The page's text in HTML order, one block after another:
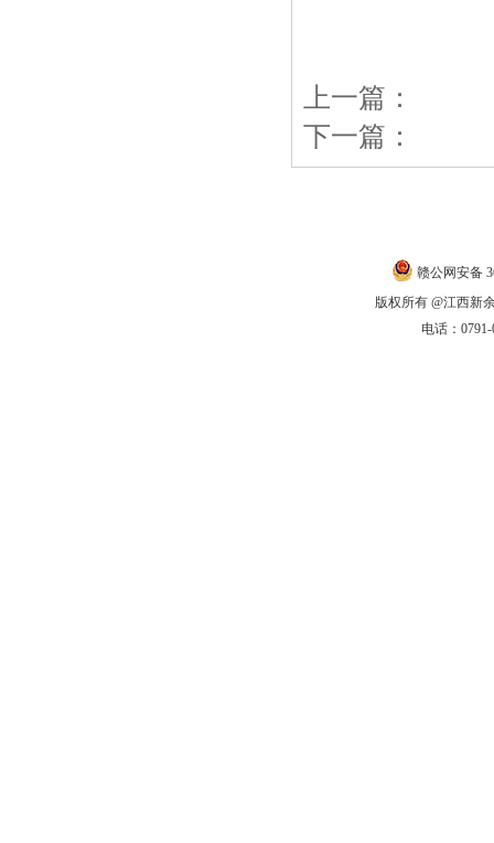
上一篇：
下一篇：
赣公网安备
版权所有 @江西新
电话：